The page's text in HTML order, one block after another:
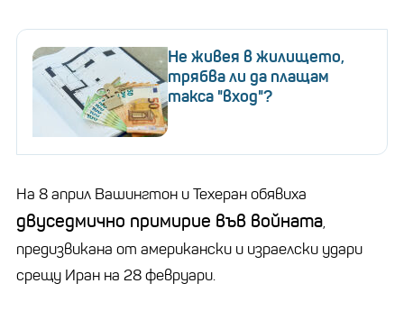
Не живея в жилището,
трябва ли да плащам
такса "вход"?
На 8 април Вашингтон и Техеран обявиха
двуседмично примирие във войната,
предизвикана от американски и израелски удари
срещу Иран на 28 февруари.